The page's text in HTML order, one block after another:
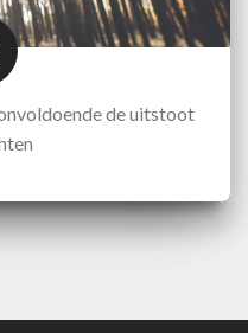
de uitstoot